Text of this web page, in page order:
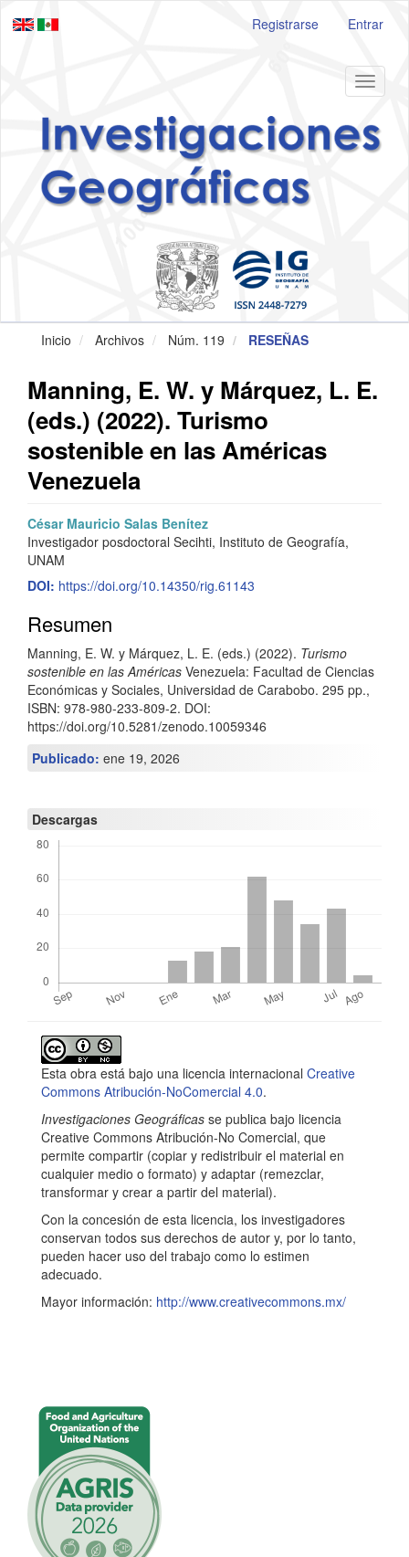
principal
Registrarse Entrar
Toggle
Inicio Archivos Núm. 119 RESEÑAS
Manning, E. W. y Márquez, L. E.
(eds.) (2022). Turismo
sostenible en las Américas
Venezuela
Barra
lateral
del
artículo
C
o
n
t
e
n
i
d
o
r
n
c
d
e
a
César Mauricio Salas Benítez
Investigador posdoctoral Secihti, Instituto de Geografía,
UNAM
DOI: https://doi.org/10.14350/rig.61143
Resumen
Manning, E. W. y Márquez, L. E. (eds.) (2022). Turismo
sostenible en las Américas Venezuela: Facultad de Ciencias
Económicas y Sociales, Universidad de Carabobo. 295 pp.,
ISBN: 978-980-233-809-2. DOI:
https://doi.org/10.5281/zenodo.10059346
Publicado: ene 19, 2026
Descargas
Detalles
del
artículo
Esta obra está bajo una licencia internacional Creative
Commons Atribución-NoComercial 4.0.
Investigaciones Geográficas se publica bajo licencia
Creative Commons Atribución-No Comercial, que
permite compartir (copiar y redistribuir el material en
cualquier medio o formato) y adaptar (remezclar,
transformar y crear a partir del material).
Con la concesión de esta licencia, los investigadores
conservan todos sus derechos de autor y, por lo tanto,
pueden hacer uso del trabajo como lo estimen
adecuado.
Mayor información: http://www.creativecommons.mx/